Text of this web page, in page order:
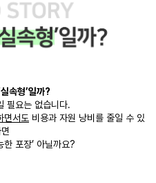
속형’일까?
필요는 없습니다.
면서도 비용과 자원 낭비를 줄일 수 있
한 포장’ 아닐까요?